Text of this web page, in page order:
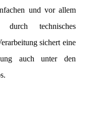
und vor allem
durch technisches
sichert eine
auch unter den